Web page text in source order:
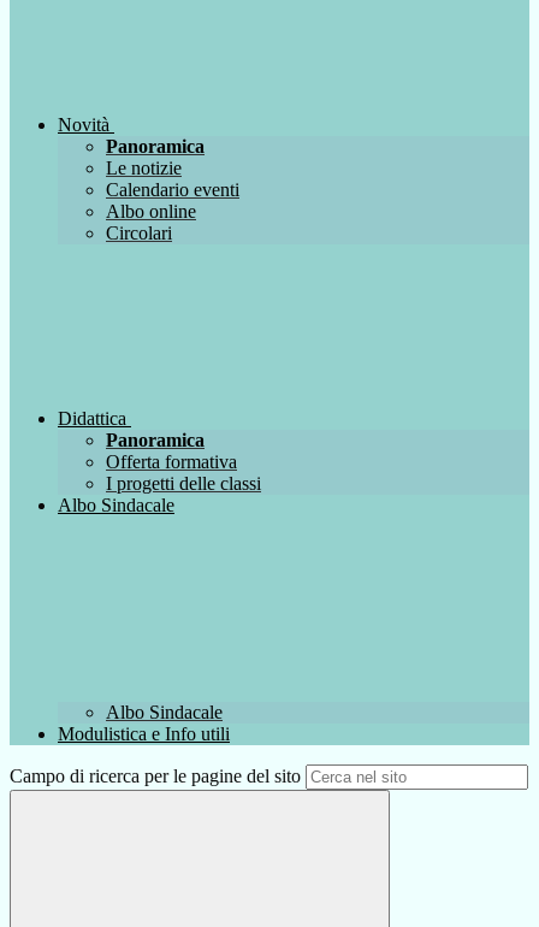
Novità
Panoramica
Le notizie
Calendario eventi
Albo online
Circolari
Didattica
Panoramica
Offerta formativa
I progetti delle classi
Albo Sindacale
Albo Sindacale
Modulistica e Info utili
Campo di ricerca per le pagine del sito